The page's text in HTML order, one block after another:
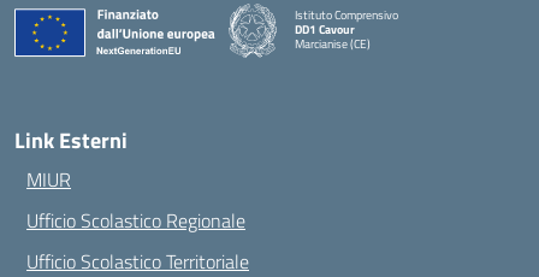
Istituto Comprensivo
DD1 Cavour
Marcianise (CE)
Link Esterni
MIUR
Ufficio Scolastico Regionale
Ufficio Scolastico Territoriale